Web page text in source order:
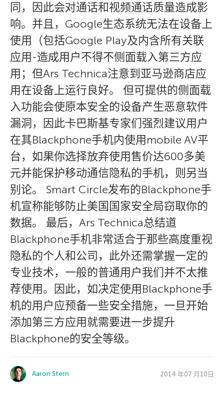
同，因此会对通话和视频通话质量造成影
响。并且，Google生态系统无法在设备上
使用（包括Google Play及内含所有关联
应用-造成用户不得不侧面载入第三方应
用；但Ars Technica注意到亚马逊商店应
用在设备上运行良好。 但可提供的侧面载
入功能会使原本安全的设备产生恶意软件
漏洞，因此卡巴斯基专家们强烈建议用户
在其Blackphone手机内使用mobile AV平
台，如果你选择放弃使用售价达600多美
元并能保护移动通信隐私的手机，则另当
别论。 Smart Circle发布的Blackphone手
机宣称能够防止美国国家安全局窃取你的
数据。 最后，Ars Technica总结道
Blackphone手机非常适合于那些高度重视
隐私的个人和公司，此外还需掌握一定的
专业技术，一般的普通用户我们并不太推
荐使用。因此，如决定使用Blackphone手
机的用户应预备一些安全措施，一旦开始
添加第三方应用就需要进一步提升
Blackphone的安全等级。
Aaron Stern 2014 年07 月10日